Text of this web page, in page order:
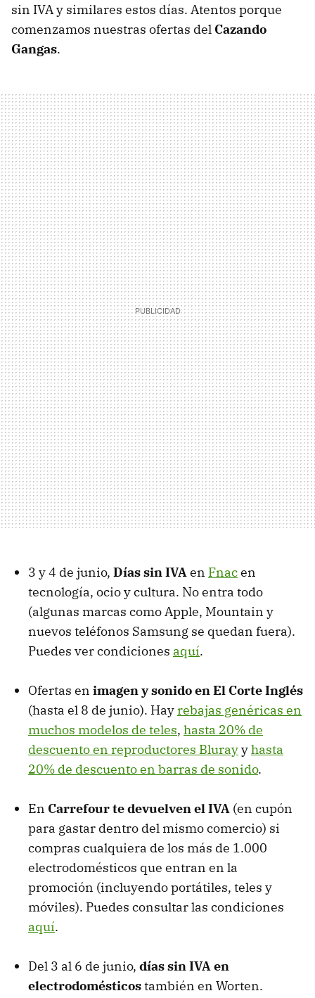
sin IVA y similares estos días. Atentos porque
comenzamos nuestras ofertas del Cazando
Gangas.
3 y 4 de junio, Días sin IVAen Fnacen
tecnología, ocio y cultura. No entra todo
(algunas marcas como Apple, Mountain y
nuevos teléfonos Samsung se quedan fuera).
Puedes ver condiciones aquí.
Ofertas en imagen y sonido en El Corte Inglés
(hasta el 8 de junio). Hayrebajas genéricas en
muchos modelos de teles, hasta 20% de
descuento en reproductores Blurayyhasta
20% de descuento en barras de sonido.
En Carrefour te devuelven el IVA (en cupón
para gastar dentro del mismo comercio) si
compras cualquiera de los más de 1.000
electrodomésticos que entran en la
promoción (incluyendo portátiles, teles y
móviles). Puedes consultar las condiciones
aquí.
Del 3 al 6 de junio, días sin IVA en
electrodomésticostambién en Worten.